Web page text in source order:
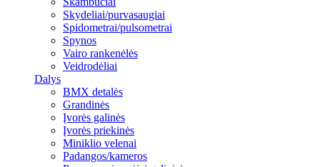
Skydeliai/purvasaugiai
Spidometrai/pulsometrai
Spynos
Vairo rankenėlės
Veidrodėliai
Dalys
BMX detalės
Grandinės
Įvorės galinės
Įvorės priekinės
Miniklio velenai
Padangos/kameros